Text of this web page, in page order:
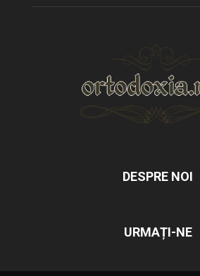
DESPRE NOI
URMAȚI-NE